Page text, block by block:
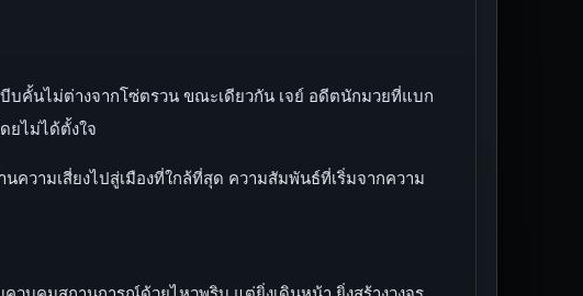
คั้นไม่ต่างจากโซ่ตรวน ขณะเดียวกัน เจย์ อดีตนักมวยที่แบก
ยไม่ได้ตั้งใจ
ความเสี่ยงไปสู่เมืองที่ใกล้ที่สุด ความสัมพันธ์ที่เริ่มจากความ